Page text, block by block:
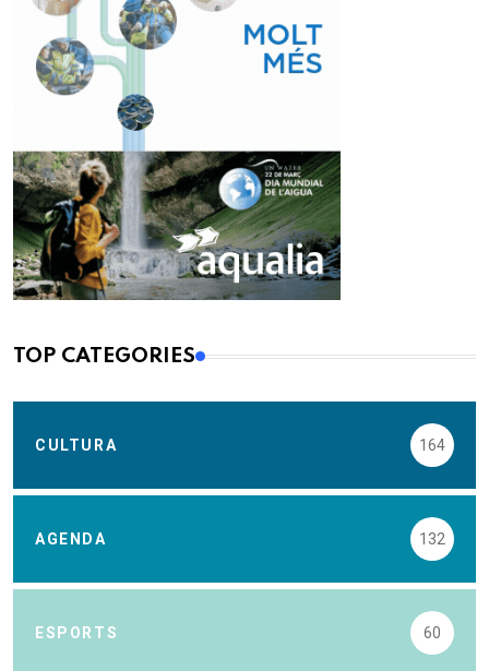
TOP CATEGORIES
CULTURA 164
AGENDA 132
ESPORTS 60